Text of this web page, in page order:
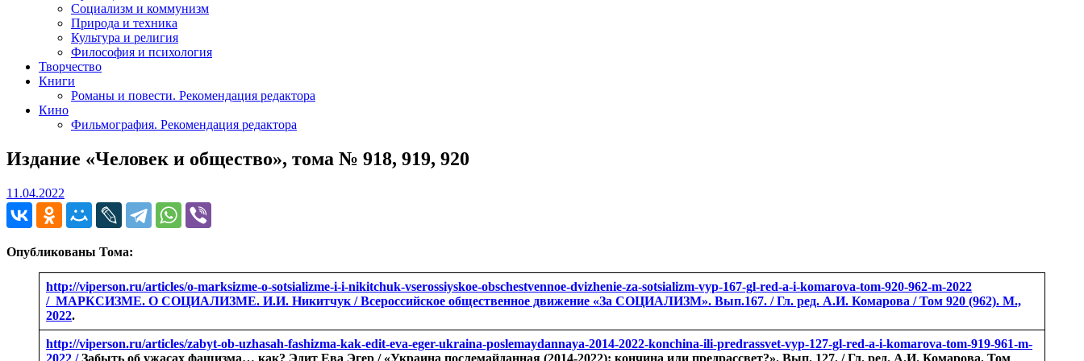
Социализм и коммунизм
Природа и техника
Культура и религия
Философия и психология
Творчество
Книги
Романы и повести. Рекомендация редактора
Кино
Фильмография. Рекомендация редактора
Издание «Человек и общество», тома № 918, 919, 920
11.04.2022
Опубликованы Тома:
http://viperson.ru/articles/o-marksizme-o-sotsializme-i-i-nikitchuk-vserossiyskoe-obschestvennoe-dvizhenie-za-sotsializm-vyp-167-gl-red-a-i-komarova-tom-920-962-m-2022
/ МАРКСИЗМЕ. О СОЦИАЛИЗМЕ. И.И. Никитчук / Всероссийское общественное движение «За СОЦИАЛИЗМ». Вып.167. / Гл. ред. А.И. Комарова / Том 920 (962). М.,
2022.
http://viperson.ru/articles/zabyt-ob-uzhasah-fashizma-kak-edit-eva-eger-ukraina-poslemaydannaya-2014-2022-konchina-ili-predrassvet-vyp-127-gl-red-a-i-komarova-tom-919-961-m-
2022 /Забыть об ужасах фашизма… как? Эдит Ева Эгер / «Украина послемайданная (2014-2022): кончина или предрассвет?». Вып. 127. / Гл. ред. А.И. Комарова. Том